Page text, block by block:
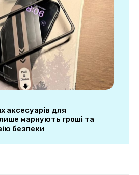
аксесуарів для
марнують гроші та
безпеки